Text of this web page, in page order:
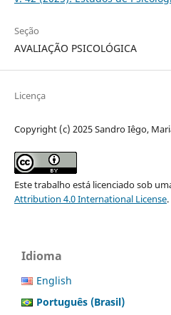
Seção
AVALIAÇÃO PSICOLÓGICA
Licença
Copyright (c) 2025 Sandro Iêgo,
Este trabalho está licenciado sob
Attribution 4.0 International License.
Idioma
English
Português (Brasil)